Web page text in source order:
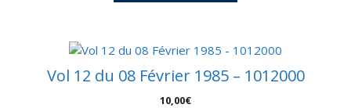
Vol 12 du 08 Février 1985 – 1012000
10,00€